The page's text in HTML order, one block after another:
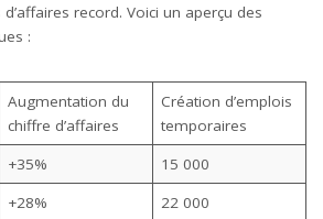
record. Voici un aperçu des
:
Augmentation du
chiffre d’affaires
Création d’emplois
temporaires
+35%
15 000
+28%
22 000